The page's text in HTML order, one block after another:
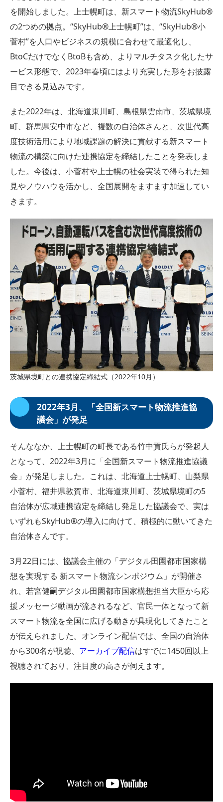
を開始しました。上士幌町は、新スマート物流SkyHub®︎
の2つめの拠点。“SkyHub®︎上士幌町”は、“SkyHub®︎小
菅村”を人口やビジネスの規模に合わせて最適化し、
BtoCだけでなくBtoBも含め、よりマルチタスク化したサ
ービス形態で、2023年春頃にはより充実した形をお披露
目できる見込みです。
また2022年は、北海道東川町、島根県雲南市、茨城県境
町、群馬県安中市など、複数の自治体さんと、次世代高
度技術活用により地域課題の解決に貢献する新スマート
物流の構築に向けた連携協定を締結したことを発表しま
した。今後は、小菅村や上士幌の社会実装で得られた知
見やノウハウを活かし、全国展開をますます加速してい
きます。
茨城県境町との連携協定締結式（2022年10月）
2022年3月、「全国新スマート物流推進協
議会」が発足
そんななか、上士幌町の町長である竹中貢氏らが発起人
となって、2022年3月に「全国新スマート物流推進協議
会」が発足しました。これは、北海道上士幌町、山梨県
小菅村、福井県敦賀市、北海道東川町、茨城県境町の5
自治体が広域連携協定を締結し発足した協議会で、実は
いずれもSkyHub®︎の導入に向けて、積極的に動いてきた
自治体さんです。
3月22日には、協議会主催の「デジタル田園都市国家構
想を実現する 新スマート物流シンポジウム」が開催さ
れ、若宮健嗣デジタル田園都市国家構想担当大臣から応
援メッセージ動画が流されるなど、官民一体となって新
スマート物流を全国に広げる動きが具現化してきたこと
が伝えられました。オンライン配信では、全国の自治体
から300名が視聴、 アーカイブ配信はすでに1450回以上
視聴されており、注目度の高さが伺えます。